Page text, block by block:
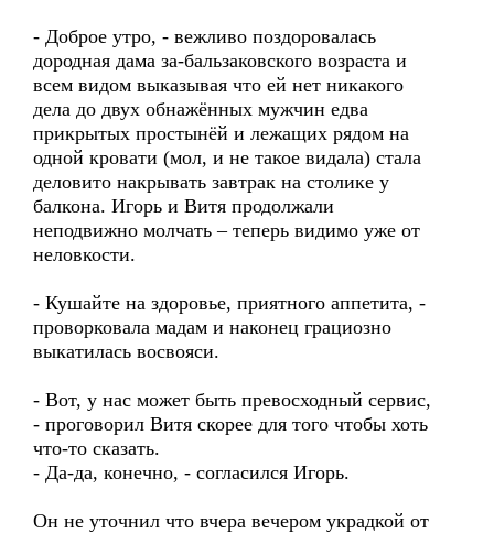
- Доброе утро, - вежливо поздоровалась
дородная дама за-бальзаковского возраста и
всем видом выказывая что ей нет никакого
дела до двух обнажённых мужчин едва
прикрытых простынёй и лежащих рядом на
одной кровати (мол, и не такое видала) стала
деловито накрывать завтрак на столике у
балкона. Игорь и Витя продолжали
неподвижно молчать – теперь видимо уже от
неловкости.
- Кушайте на здоровье, приятного аппетита, -
проворковала мадам и наконец грациозно
выкатилась восвояси.
- Вот, у нас может быть превосходный сервис,
- проговорил Витя скорее для того чтобы хоть
что-то сказать.
- Да-да, конечно, - согласился Игорь.
Он не уточнил что вчера вечером украдкой от